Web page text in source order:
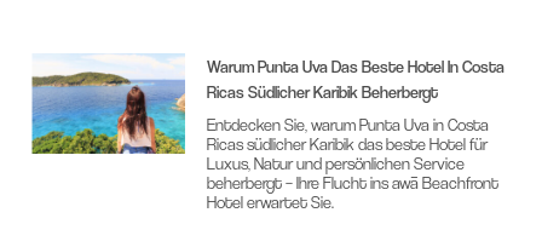
Warum Punta Uva Das Beste Hotel In Costa
Ricas Südlicher Karibik Beherbergt
Entdecken Sie, warum Punta Uva in Costa
Ricas südlicher Karibik das beste Hotel für
Luxus, Natur und persönlichen Service
beherbergt – Ihre Flucht ins awā Beachfront
Hotel erwartet Sie.